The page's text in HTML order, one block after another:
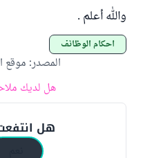
والله أعلم .
أحكام الوظائف
المصدر: موقع
هل لديك
هل